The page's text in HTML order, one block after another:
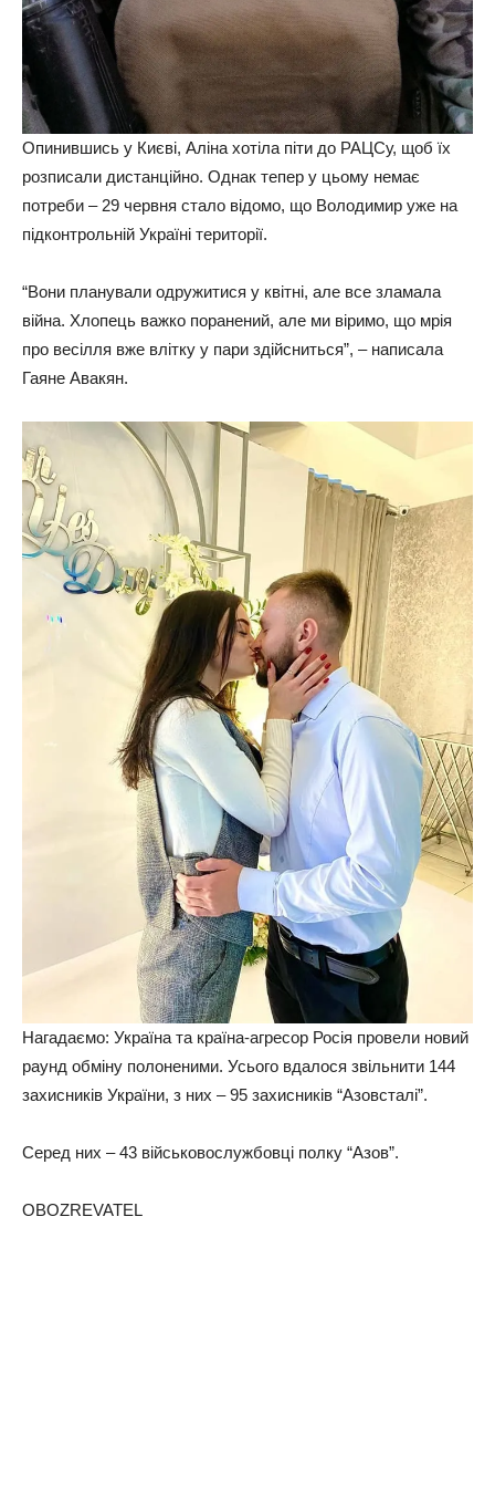
Опинившись у Києві, Аліна хотіла піти до РАЦСу, щоб їх
розписали дистанційно. Однак тепер у цьому немає
потреби – 29 червня стало відомо, що Володимир уже на
підконтрольній Україні території.
“Вони планували одружитися у квітні, але все зламала
війна. Хлопець важко поранений, але ми віримо, що мрія
про весілля вже влітку у пари здійсниться”, – написала
Гаяне Авакян.
Нагадаємо: Україна та країна-агресор Росія провели новий
раунд обміну полоненими. Усього вдалося звільнити 144
захисників України, з них – 95 захисників “Азовсталі”.
Серед них – 43 військовослужбовці полку “Азов”.
OBOZREVATEL